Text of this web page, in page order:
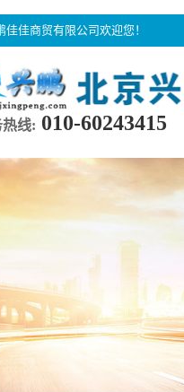
佳佳商贸有限公司欢迎您！
线: 010-60243415